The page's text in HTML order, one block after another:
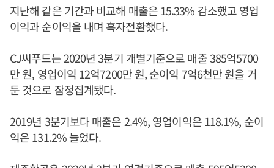
지난해 같은 기간과 비교해 매출은 15.33% 감소했고 영업
이익과 순이익을 내며 흑자전환했다.
CJ씨푸드는 2020년 3분기 개별기준으로 매출 385억5700
만 원, 영업이익 12억7200만 원, 순이익 7억6천만 원을 거
둔 것으로 잠정집계됐다.
2019년 3분기보다 매출은 2.4%, 영업이익은 118.1%, 순이
익은 131.2% 늘었다.